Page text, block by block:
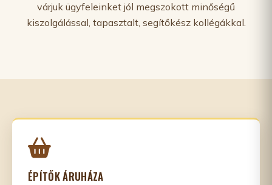
várjuk ügyfeleinket jól megszokott minőségű
kiszolgálással, tapasztalt, segítőkész kollégákkal.
ÉPÍTŐK ÁRUHÁZA